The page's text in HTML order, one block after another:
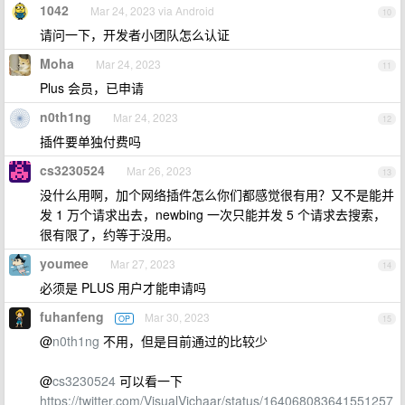
10
1042 Mar 24, 2023 via Android
请问一下，开发者小团队怎么认证
11
Moha Mar 24, 2023
Plus 会员，已申请
12
n0th1ng Mar 24, 2023
插件要单独付费吗
13
cs3230524 Mar 26, 2023
没什么用啊，加个网络插件怎么你们都感觉很有用？又不是能并
发 1 万个请求出去，newbing 一次只能并发 5 个请求去搜索，
很有限了，约等于没用。
14
youmee Mar 27, 2023
必须是 PLUS 用户才能申请吗
15
fuhanfeng OP Mar 30, 2023
@n0th1ng 不用，但是目前通过的比较少
@cs3230524 可以看一下
https://twitter.com/VisualVichaar/status/164068083641551257